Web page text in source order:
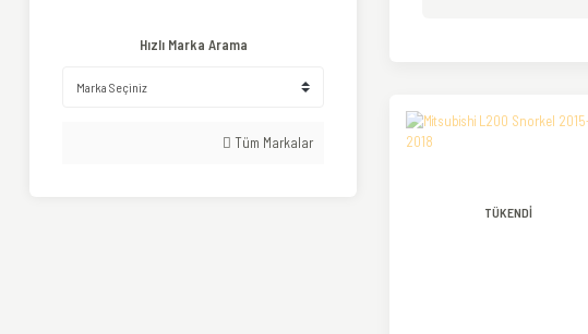
Hızlı Marka Arama
Tüm Markalar
TÜKENDİ